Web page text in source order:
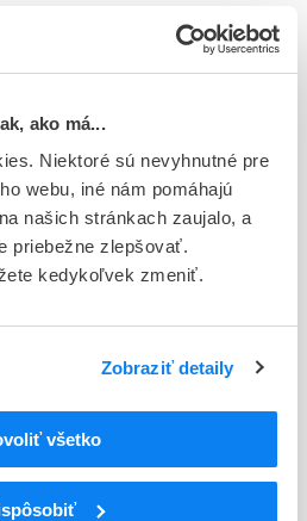
ako má...
Niektoré sú nevyhnutné pre
webu, iné nám pomáhajú
našich stránkach zaujalo, a
priebežne zlepšovať.
kedykoľvek zmeniť.
Zobraziť detaily
všetko
B.V., Holandsko
a imunomodulátory
PROTILÁTKY A KONJUGÁTY
S LIEČIVOM
1/PD-L1 (proteín
bunkovej smrti 1/ligand